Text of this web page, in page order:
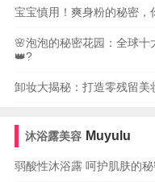
宝宝慎用！爽身粉的秘密，
🌸泡泡的秘密花园：全球
👑?
卸妆大揭秘：打造零残留美
沐浴露美容 Muyulu
弱酸性沐浴露 呵护肌肤的